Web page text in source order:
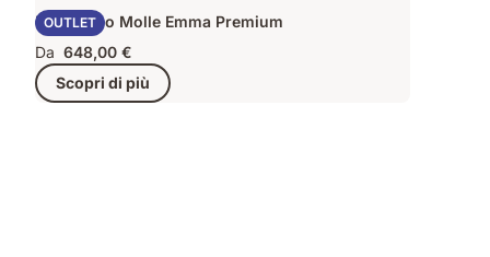
OUTLET
Materasso Molle Emma Premium
Da 648,00 €
Scopri di più